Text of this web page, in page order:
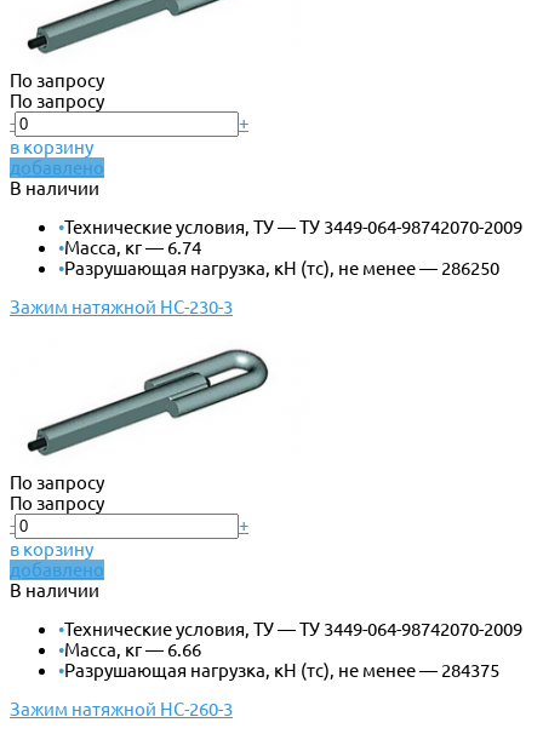
По запросу
По запросу
-
+
в корзину
добавлено
В наличии
•Технические условия, ТУ — ТУ 3449-064-98742070-2009
•Масса, кг — 6.74
•Разрушающая нагрузка, кН (тс), не менее — 286250
Зажим натяжной НС-230-3
По запросу
По запросу
-
+
в корзину
добавлено
В наличии
•Технические условия, ТУ — ТУ 3449-064-98742070-2009
•Масса, кг — 6.66
•Разрушающая нагрузка, кН (тс), не менее — 284375
Зажим натяжной НС-260-3